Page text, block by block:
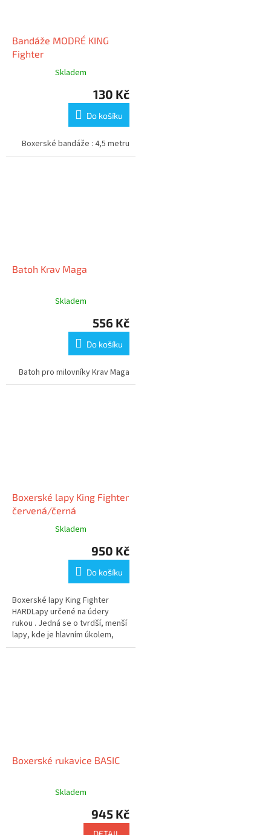
Bandáže MODRÉ KING
Fighter
Skladem
130 Kč
Do košíku
Boxerské bandáže : 4,5 metru
Batoh Krav Maga
Skladem
556 Kč
Do košíku
Batoh pro milovníky Krav Maga
Boxerské lapy King Fighter
červená/černá
Skladem
950 Kč
Do košíku
Boxerské lapy King Fighter
HARDLapy určené na údery
rukou . Jedná se o tvrdší, menší
lapy, kde je hlavním úkolem,
tvrdost a přesnost úderu
Boxerské rukavice BASIC
Skladem
945 Kč